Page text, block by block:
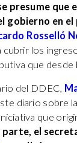
presume
gobierno en
Rosselló
los
que desde
del DDEC,
diario sobre
que
parte, el